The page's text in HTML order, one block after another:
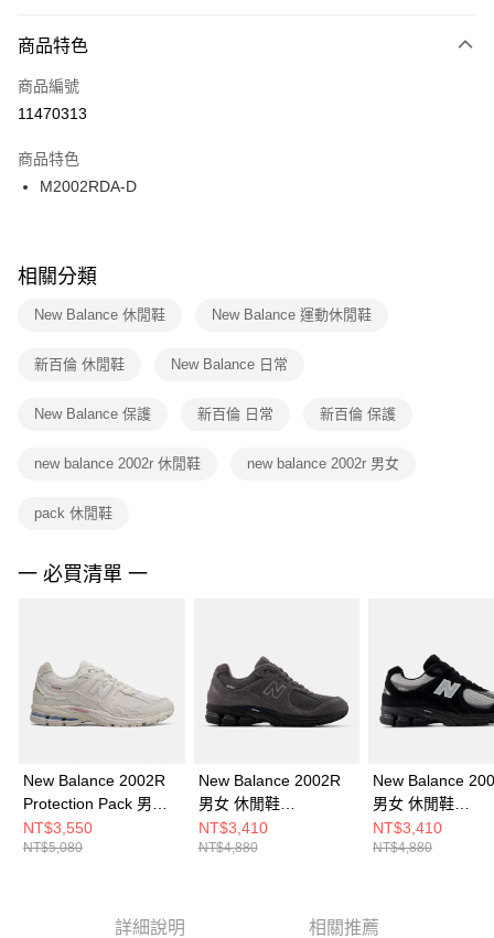
３．安心：先確認商品／服務後，再付款。
【「AFTEE先享後付」結帳流程】
１．於結帳方式選擇「AFTEE先享後付」後，將跳轉至「AFTEE先享後付」
２．訂單成立數日內，您將收到繳費通知簡訊。
３．收到繳費通知簡訊後14天內，點擊此簡訊中的連結，可透過四大超商／
ATM／網路銀行／等多元方式進行付款，方視為交易完成。
※ 交易是否成功請以「AFTEE先享後付 」之結帳頁面顯示為準，若有關於
是否繳費成功／繳費後需取消欲退款等相關疑問，請聯繫「AFTEE先享後付
客戶支援中心」 https://netprotections.freshdesk.com/support/home
１．透過由恩沛科技股份有限公司提供之「AFTEE先享後付」服務完成之交
權轉讓予恩沛科技股份有限公司。
３．未成年的使用者請事先徵得法定代理人或監護人之同意方可使用
任。
請求用戶進行身份認證。
５．嚴禁一人註冊多個帳號或使用他人資訊註冊。若發現惡意使用之情形，
每筆NT$100，滿NT$1,500(含以上)免運費
宅配
每筆NT$100，滿NT$1,500(含以上)免運費
付款後門市自取
每筆NT$100，滿NT$1,500(含以上)免運費
商品特色
商品編號
11470313
商品特色
M2002RDA-D
相關分類
New Balance 休閒鞋 New Balance 運動休閒鞋
新百倫 休閒鞋 New Balance 日常
New Balance 保護 新百倫 日常 新百倫 保護
new balance 2002r 休閒鞋 new balance 2002r 男女
pack 休閒鞋
一 必買清單 一
New Balance 2002R
Protection Pack 男女
休閒鞋 M2002RDC-D
NT$3,550
NT$5,080
New Balance 2002R
男女 休閒鞋
U2002RH-D
NT$3,410
NT$4,880
New Balance
男女 休閒鞋
U2002RQ-D
NT$3,410
NT$4,880
詳細說明 相關推薦